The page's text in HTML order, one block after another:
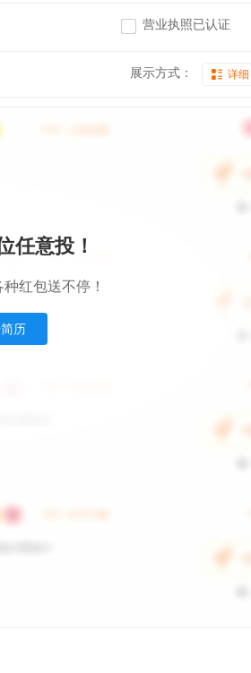
营业执照已认证
展示方式： 详细
任意投！
红包送不停！
历